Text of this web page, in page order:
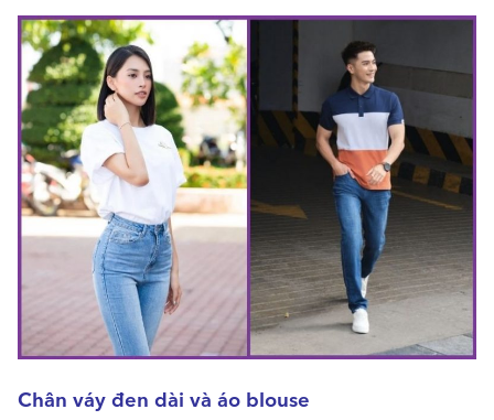
Chân váy đen dài và áo blouse